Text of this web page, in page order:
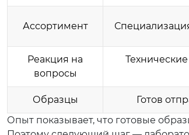
Ассортимент
Реакция на
вопросы
Образцы Готов
Опыт показывает, что готовые